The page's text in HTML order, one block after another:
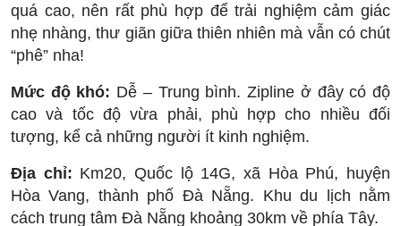
quá cao, nên rất phù hợp để trải nghiệm cảm giác
nhẹ nhàng, thư giãn giữa thiên nhiên mà vẫn có chút
“phê” nha!
Mức độ khó: Dễ – Trung bình. Zipline ở đây có độ
cao và tốc độ vừa phải, phù hợp cho nhiều đối
tượng, kể cả những người ít kinh nghiệm.
Địa chỉ: Km20, Quốc lộ 14G, xã Hòa Phú, huyện
Hòa Vang, thành phố Đà Nẵng. Khu du lịch nằm
cách trung tâm Đà Nẵng khoảng 30km về phía Tây.